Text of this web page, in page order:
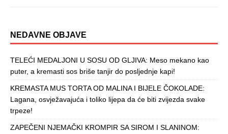
NEDAVNE OBJAVE
TELEĆI MEDALJONI U SOSU OD GLJIVA: Meso mekano kao
puter, a kremasti sos briše tanjir do posljednje kapi!
KREMASTA MUS TORTA OD MALINA I BIJELE ČOKOLADE:
Lagana, osvježavajuća i toliko lijepa da će biti zvijezda svake
trpeze!
ZAPEČENI NJEMAČKI KROMPIR SA SIROM I SLANINOM: